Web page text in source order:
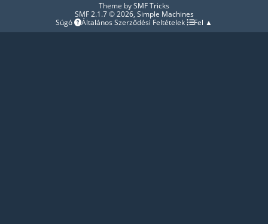
Theme bySMF Tricks
SMF 2.1.7 © 2026, Simple Machines
Súgó
Általános Szerződési Feltételek Fel ▲